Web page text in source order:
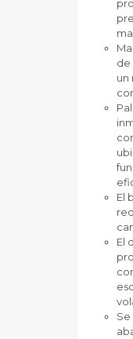
de
un
El
El